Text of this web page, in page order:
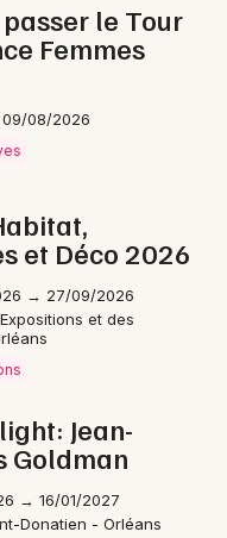
Loire
le Tour
Femmes
08/2026
et Déco 2026
→ 27/09/2026
et des
Jean-
Goldman
→ 16/01/2027
Donatien - Orléans